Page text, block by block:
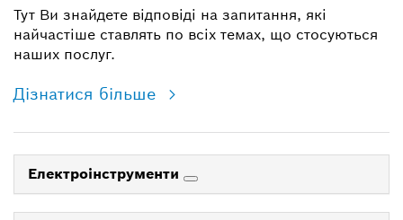
Тут Ви знайдете відповіді на запитання, які
найчастіше ставлять по всіх темах, що стосуються
наших послуг.
Дізнатися більше
Електроінструменти